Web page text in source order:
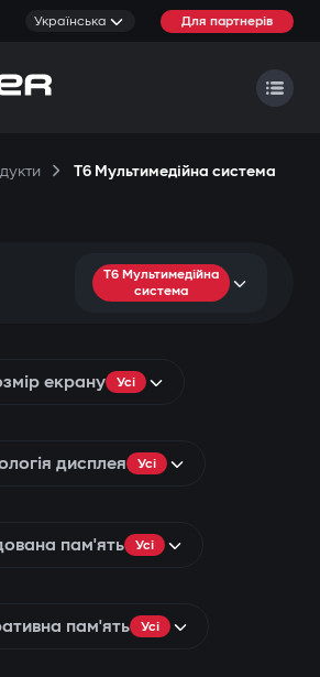
Українська Для партнерів
T6 Мультимедійна система
T6 Мультимедійна
система
екрану Усі
дисплея Усі
пам'ять Усі
пам'ять Усі